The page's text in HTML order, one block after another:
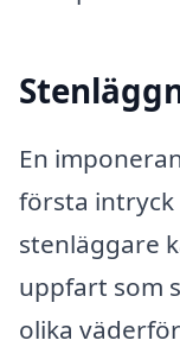
En
första intryck
stenläggare
uppfart som
olika